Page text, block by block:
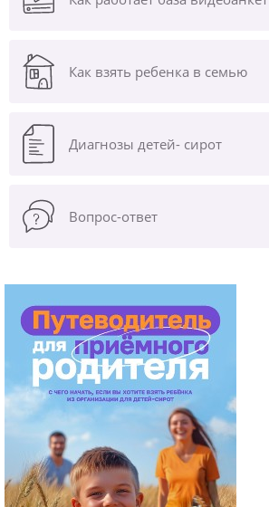
Как взять ребенка в семью
Диагнозы детей- сирот
Вопрос-ответ